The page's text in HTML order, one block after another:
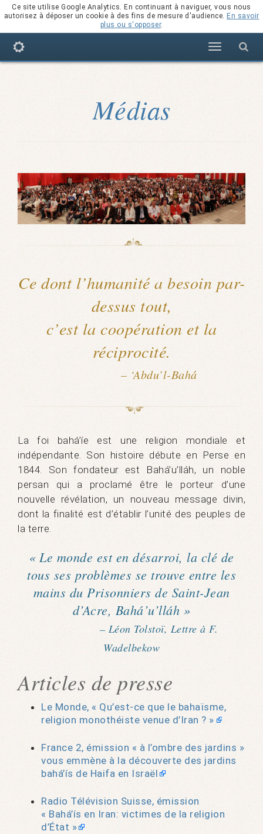
Ce site utilise Google Analytics. En continuant à naviguer, vous nous
autorisez à déposer un cookie à des fins de mesure d'audience. En savoir
plus ou s'opposer.
Navigation
Médias
Ce dont l’humanité a besoin par-
dessus tout,
c’est la coopération et la
réciprocité.
– ‘Abdu’l-Bahá
La foi bahá’íe est une religion mondiale et
indépendante. Son histoire débute en Perse en
1844. Son fondateur est Bahá’u’lláh, un noble
persan qui a proclamé être le porteur d’une
nouvelle révélation, un nouveau message divin,
dont la finalité est d’établir l’unité des peuples de
la terre.
« Le monde est en désarroi, la clé de
tous ses problèmes se trouve entre les
mains du Prisonniers de Saint-Jean
d’Acre, Bahá’u’lláh »
– Léon Tolstoï, Lettre à F.
Wadelbekow
Articles de presse
Le Monde, « Qu’est-ce que le bahaïsme,
religion monothéiste venue d’Iran ? »
France 2, émission « à l’ombre des jardins »
vous emmène à la découverte des jardins
bahá’ís de Haifa en Israël
Radio Télévision Suisse, émission
« Bahá’ís en Iran: victimes de la religion
d’État »